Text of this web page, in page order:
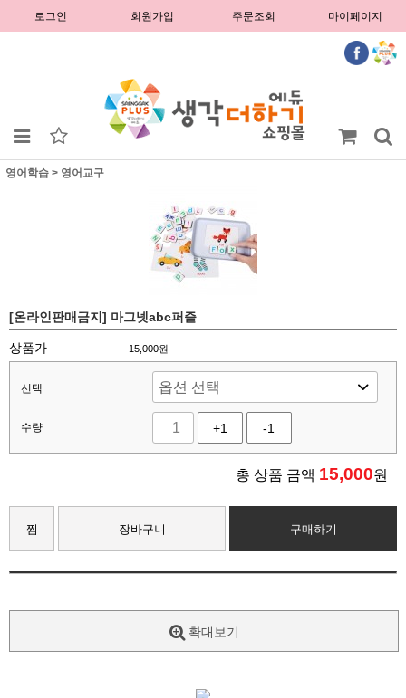
로그인 회원가입 주문조회 마이페이지
영어학습 > 영어교구
[온라인판매금지] 마그넷abc퍼즐
상품가 15,000원
선택
수량 +1 -1
총 상품 금액 15,000원
찜 장바구니 구매하기
확대보기